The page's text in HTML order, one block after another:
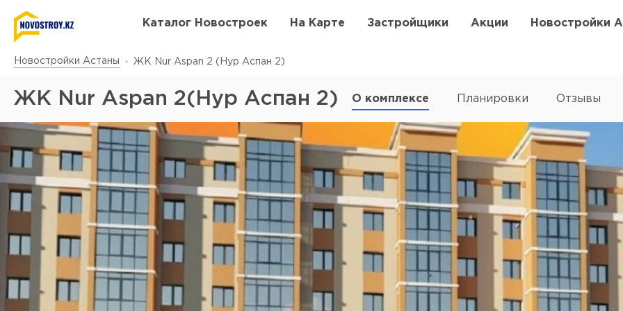
Каталог Новостроек На Карте Застройщики Акции Новостройки
Новостройки Астаны ЖК Nur Aspan 2 (Нур Аспан 2)
ЖК Nur Aspan 2(Нур Аспан 2) О комплексе Планировки Отзывы